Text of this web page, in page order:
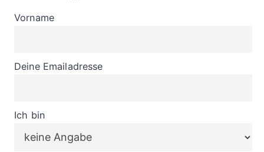
Vorname
Deine Emailadresse
Ich bin